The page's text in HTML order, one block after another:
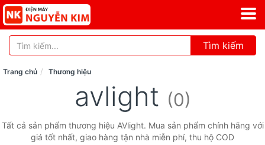
Tìm kiếm
Trang chủ Thương hiệu
avlight (0)
Tất cả sản phẩm thương hiệu AVlight. Mua sản phẩm chính hãng với
giá tốt nhất, giao hàng tận nhà miễn phí, thu hộ COD